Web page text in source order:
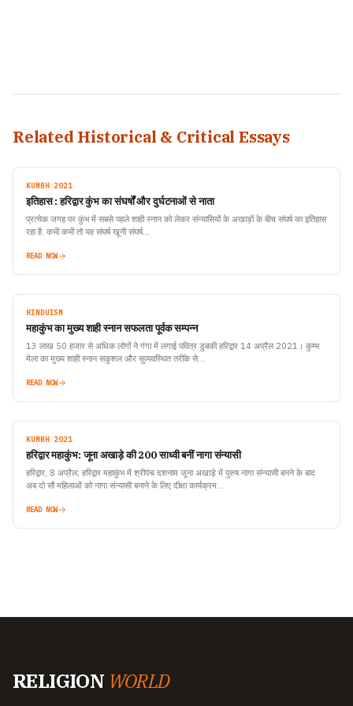
Related Historical & Critical Essays
KUMBH 2021
इतिहास : हरिद्वार कुंभ का संघर्षों और दुर्घटनाओं से नाता
प्रत्येक जगह पर कुंभ में सबसे पहले शाही स्नान को लेकर संन्यासियों के अखाड़ों के बीच संघर्ष का इतिहास
रहा है. कभी कभी तो यह संघर्ष खूनी संघर्ष…
READ NOW
HINDUISM
महाकुंभ का मुख्य शाही स्नान सफलता पूर्वक सम्पन्न
13 लाख 50 हजार से अधिक लोगों ने गंगा में लगाई पवित्र डुबकी हरिद्वार 14 अप्रैल 2021। कुम्भ
मेला का मुख्य शाही स्नान सकुशल और सुव्यवस्थित तरीके से…
READ NOW
KUMBH 2021
हरिद्वार महाकुंभ: जूना अखाड़े की 200 साध्वी बनीं नागा संन्यासी
हरिद्वार, 8 अप्रैल; हरिद्वार महाकुंभ में श्रीपंच दशनाम जूना अखाड़े में पुरुष नागा संन्यासी बनने के बाद
अब दो सौ महिलाओं को नागा संन्यासी बनाने के लिए दीक्षा कार्यक्रम…
READ NOW
RELIGION WORLD